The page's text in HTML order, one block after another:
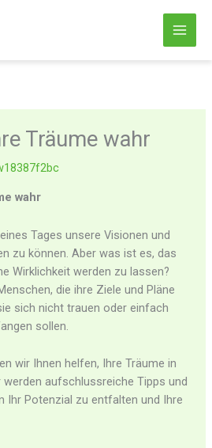
Träume wahr
wahr
Tages unsere Visionen und
zu können. Aber was ist es, das
Wirklichkeit werden zu lassen?
die ihre Ziele und Pläne
sich nicht trauen oder einfach
sollen.
wir Ihnen helfen, Ihre Träume in
aufschlussreiche Tipps und
Ihr Potenzial zu entfalten und Ihre